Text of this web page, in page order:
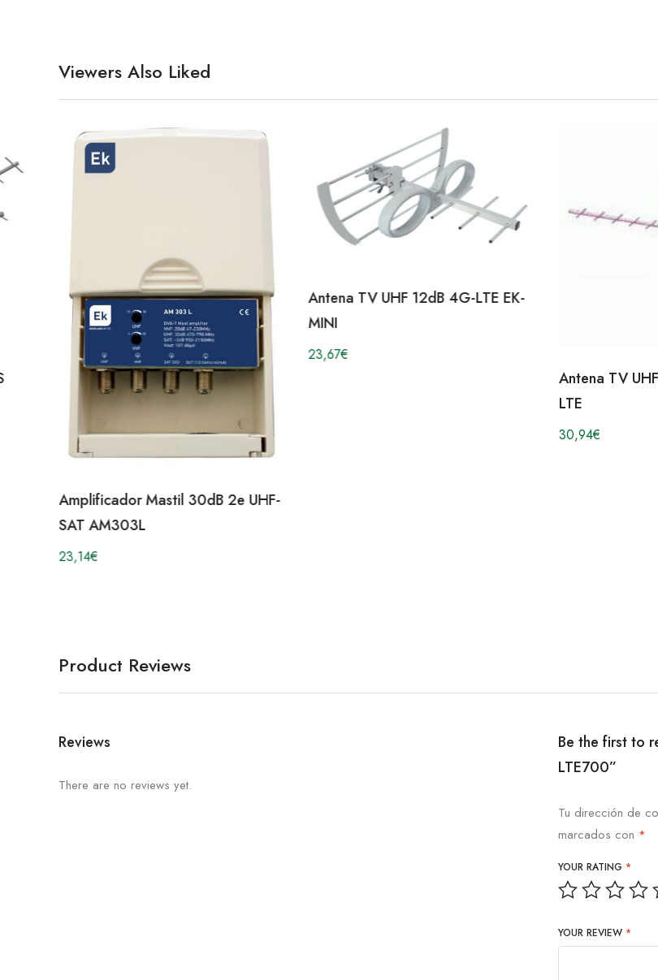
Viewers Also Liked
Amplificador Mastil 30dB 2e UHF-
SAT AM303L
23,14€
Antena TV UHF 12dB 4G-LTE EK-
MINI
23,67€
Antena TV
LTE
30,94€
Product Reviews
Reviews
There are no reviews yet.
Be the first to
LTE700”
Tu dirección de
marcados con *
YOUR RATING *
YOUR REVIEW *